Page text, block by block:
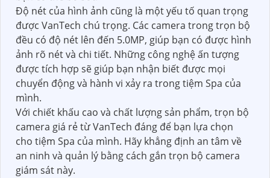
Độ nét của hình ảnh cũng là một yếu tố quan trọng
được VanTech chú trọng. Các camera trong trọn bộ
đều có độ nét lên đến 5.0MP, giúp bạn có được hình
ảnh rõ nét và chi tiết. Những công nghệ ấn tượng
được tích hợp sẽ giúp bạn nhận biết được mọi
chuyển động và hành vi xảy ra trong tiệm Spa của
mình.
Với chiết khấu cao và chất lượng sản phẩm, trọn bộ
camera giá rẻ từ VanTech đáng để bạn lựa chọn
cho tiệm Spa của mình. Hãy khẳng định an tâm về
an ninh và quản lý bằng cách gắn trọn bộ camera
giám sát này.